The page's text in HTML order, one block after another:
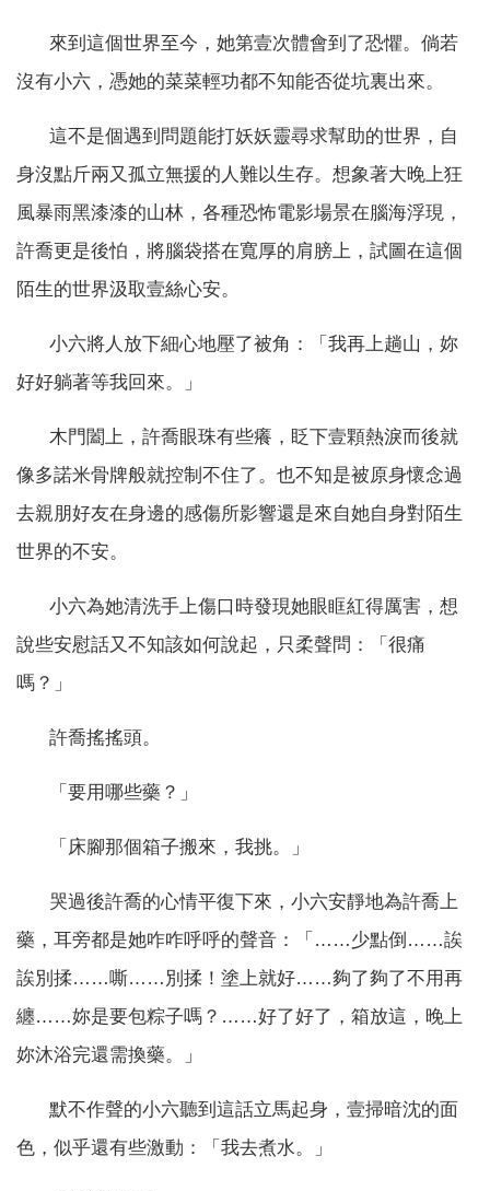
來到這個世界至今，她第壹次體會到了恐懼。倘若
沒有小六，憑她的菜菜輕功都不知能否從坑裏出來。
這不是個遇到問題能打妖妖靈尋求幫助的世界，自
身沒點斤兩又孤立無援的人難以生存。想象著大晚上狂
風暴雨黑漆漆的山林，各種恐怖電影場景在腦海浮現，
許喬更是後怕，將腦袋搭在寬厚的肩膀上，試圖在這個
陌生的世界汲取壹絲心安。
小六將人放下細心地壓了被角：「我再上趟山，妳
好好躺著等我回來。」
木門闔上，許喬眼珠有些癢，眨下壹顆熱淚而後就
像多諾米骨牌般就控制不住了。也不知是被原身懷念過
去親朋好友在身邊的感傷所影響還是來自她自身對陌生
世界的不安。
小六為她清洗手上傷口時發現她眼眶紅得厲害，想
說些安慰話又不知該如何說起，只柔聲問：「很痛
嗎？」
許喬搖搖頭。
「要用哪些藥？」
「床腳那個箱子搬來，我挑。」
哭過後許喬的心情平復下來，小六安靜地為許喬上
藥，耳旁都是她咋咋呼呼的聲音：「……少點倒……誒
誒別揉……嘶……別揉！塗上就好……夠了夠了不用再
纏……妳是要包粽子嗎？……好了好了，箱放這，晚上
妳沐浴完還需換藥。」
默不作聲的小六聽到這話立馬起身，壹掃暗沈的面
色，似乎還有些激動：「我去煮水。」